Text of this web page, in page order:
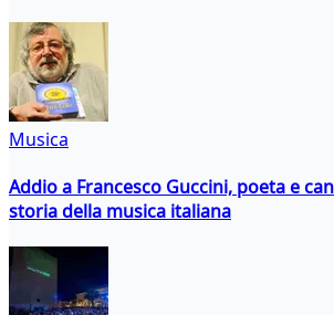
Musica
Addio a Francesco Guccini, poeta e
storia della musica italiana